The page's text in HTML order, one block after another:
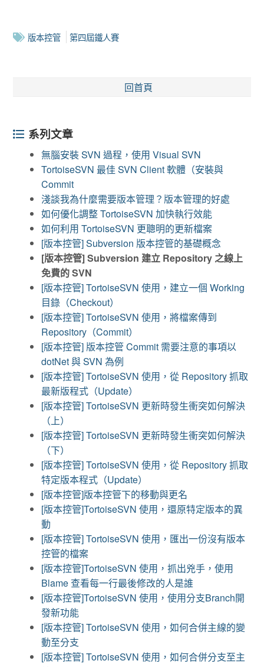
版本控管 第四屆鐵人賽
回首頁
系列文章
無腦安裝 SVN 過程，使用 Visual SVN
TortoiseSVN 最佳 SVN Client 軟體（安裝與
Commit
淺談我為什麼需要版本管理？版本管理的好處
如何優化調整 TortoiseSVN 加快執行效能
如何利用 TortoiseSVN 更聰明的更新檔案
[版本控管] Subversion 版本控管的基礎概念
[版本控管] Subversion 建立 Repository 之線上
免費的 SVN
[版本控管] TortoiseSVN 使用，建立一個 Working
目錄（Checkout）
[版本控管] TortoiseSVN 使用，將檔案傳到
Repository（Commit）
[版本控管] 版本控管 Commit 需要注意的事項以
dotNet 與 SVN 為例
[版本控管] TortoiseSVN 使用，從 Repository 抓取
最新版程式（Update）
[版本控管] TortoiseSVN 更新時發生衝突如何解決
（上）
[版本控管] TortoiseSVN 更新時發生衝突如何解決
（下）
[版本控管] TortoiseSVN 使用，從 Repository 抓取
特定版本程式（Update）
[版本控管]版本控管下的移動與更名
[版本控管]TortoiseSVN 使用，還原特定版本的異
動
[版本控管] TortoiseSVN 使用，匯出一份沒有版本
控管的檔案
[版本控管]TortoiseSVN 使用，抓出兇手，使用
Blame 查看每一行最後修改的人是誰
[版本控管]TortoiseSVN 使用，使用分支Branch開
發新功能
[版本控管] TortoiseSVN 使用，如何合併主線的變
動至分支
[版本控管] TortoiseSVN 使用，如何合併分支至主